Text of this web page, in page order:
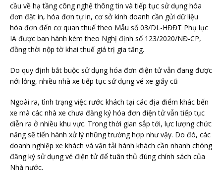
cầu về hạ tầng công nghệ thông tin và tiếp tục sử dụng hóa
đơn đặt in, hóa đơn tự in, cơ sở kinh doanh cần gửi dữ liệu
hóa đơn đến cơ quan thuế theo Mẫu số 03/DL-HĐĐT Phụ lục
IA được ban hành kèm theo Nghị định số 123/2020/NĐ-CP,
đồng thời nộp tờ khai thuế giá trị gia tăng.
Do quy định bắt buộc sử dụng hóa đơn điện tử vẫn đang được
nới lỏng, nhiều nhà xe tiếp tục sử dụng vé xe giấy cũ
Ngoài ra, tình trạng việc rước khách tại các địa điểm khác bến
xe mà các nhà xe chưa đăng ký hóa đơn điện tử vẫn tiếp tục
diễn ra ở nhiều khu vực. Trong thời gian sắp tới, lực lượng chức
năng sẽ tiến hành xử lý những trường hợp như vậy. Do đó, các
doanh nghiệp xe khách và vận tải hành khách cần nhanh chóng
đăng ký sử dụng vé điện tử để tuân thủ đúng chính sách của
Nhà nước.